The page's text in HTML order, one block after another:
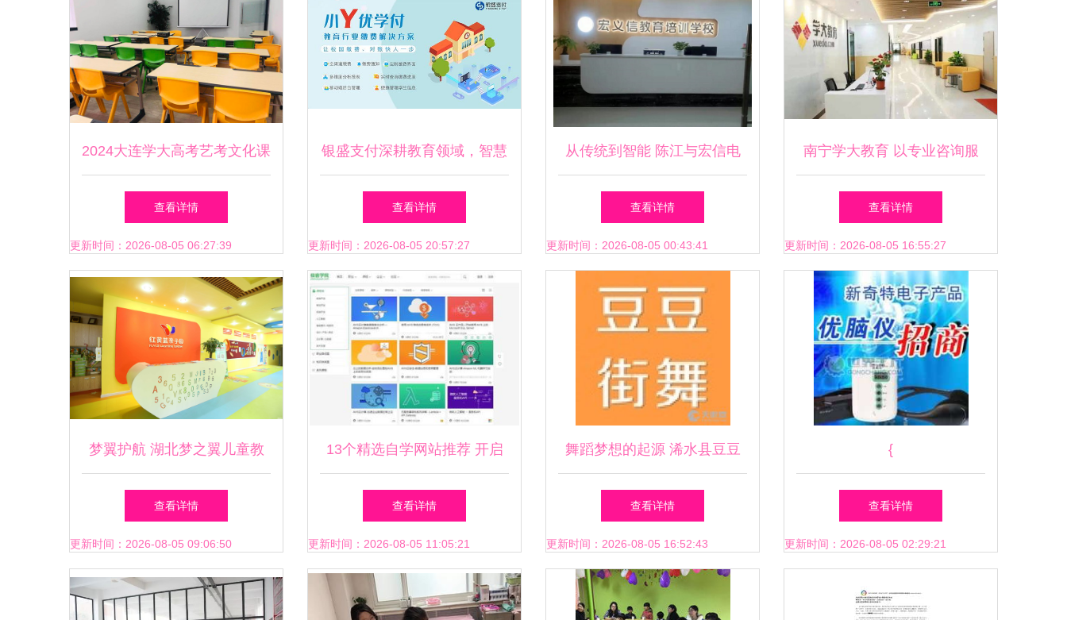
2024大连学大高考艺考文化课
冲刺班【优质推荐】
查看详情
更新时间：2026-08-05 06:27:39
银盛支付深耕教育领域，智慧
校园解决方案引领智慧校园管
理与教育服务新范式
查看详情
更新时间：2026-08-05 20:57:27
从传统到智能 陈江与宏信电
脑培训的双城记
查看详情
更新时间：2026-08-05 00:43:41
南宁学大教育 以专业咨询服
务护航高考复读之路
查看详情
更新时间：2026-08-05 16:55:27
梦翼护航 湖北梦之翼儿童教
育咨询之路
查看详情
更新时间：2026-08-05 09:06:50
13个精选自学网站推荐 开启
终身学习之旅，改变你的一生
查看详情
更新时间：2026-08-05 11:05:21
舞蹈梦想的起源 浠水县豆豆
舞蹈艺术教育咨询文化服务中
心
查看详情
更新时间：2026-08-05 16:52:43
{
查看详情
更新时间：2026-08-05 02:29:21